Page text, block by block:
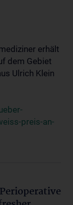
erhält
dem Gebiet
Ulrich Klein
preis-an-